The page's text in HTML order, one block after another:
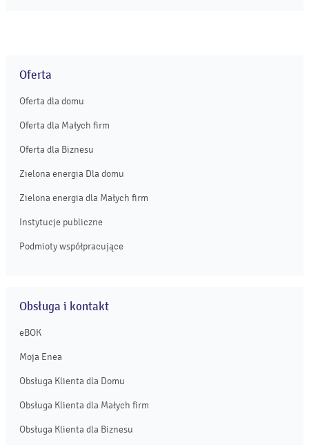
Oferta
Oferta dla domu
Oferta dla Małych firm
Oferta dla Biznesu
Zielona energia Dla domu
Zielona energia dla Małych firm
Instytucje publiczne
Podmioty współpracujące
Obsługa i kontakt
eBOK
Moja Enea
Obsługa Klienta dla Domu
Obsługa Klienta dla Małych firm
Obsługa Klienta dla Biznesu